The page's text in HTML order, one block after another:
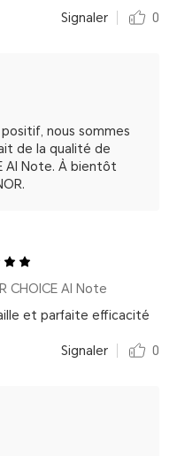
Signaler 0
nous sommes
de la qualité de
AI Note. À bientôt
CHOICE AI Note
et parfaite efficacité
Signaler 0